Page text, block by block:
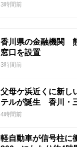
3時間前
香川県の金融機関
窓口を設置
3時間前
父母ケ浜近くに新し
テルが誕生 香川・
4時間前
軽自動車が信号柱